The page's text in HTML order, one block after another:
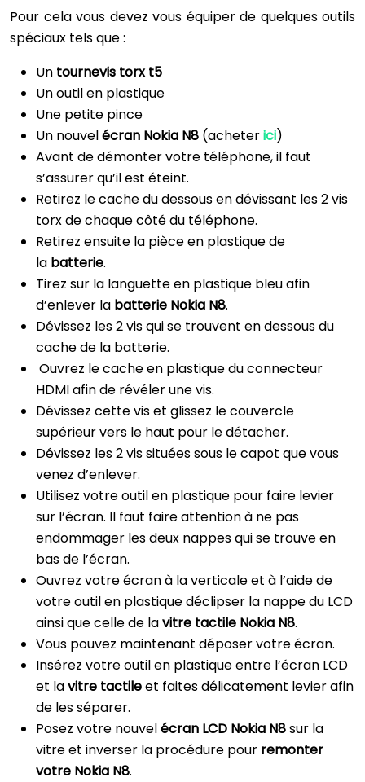
Pour cela vous devez vous équiper de quelques outils
spéciaux tels que :
Un tournevis torx t5
Un outil en plastique
Une petite pince
Un nouvelécran Nokia N8 (acheterici)
Avant de démonter votre téléphone, il faut
s’assurer qu’il est éteint.
Retirez le cache du dessous en dévissant les 2 vis
torx de chaque côté du téléphone.
Retirez ensuite la pièce en plastique de
la batterie.
Tirez sur la languette en plastique bleu afin
d’enlever la batterie Nokia N8.
Dévissez les 2 vis qui se trouvent en dessous du
cache de la batterie.
Ouvrez le cache en plastique du connecteur
HDMI afin de révéler une vis.
Dévissez cette vis et glissez le couvercle
supérieur vers le haut pour le détacher.
Dévissez les 2 vis situées sous le capot que vous
venez d’enlever.
Utilisez votre outil en plastique pour faire levier
sur l’écran. Il faut faire attention à ne pas
endommager les deux nappes qui se trouve en
bas de l’écran.
Ouvrez votre écran à la verticale et à l’aide de
votre outil en plastique déclipser la nappe du LCD
ainsi que celle de lavitre tactile Nokia N8.
Vous pouvez maintenant déposer votre écran.
Insérez votre outil en plastique entre l’écran LCD
et lavitre tactileet faites délicatement levier afin
de les séparer.
Posez votre nouvelécran LCD Nokia N8sur la
vitre et inverser la procédure pour remonter
votre Nokia N8.